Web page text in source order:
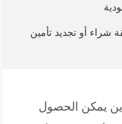
شراء أو تجديد تأمين
يمكن الحصول